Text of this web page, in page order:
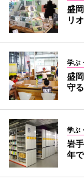
盛
リ
学ぶ
盛
守
学ぶ
岩
年